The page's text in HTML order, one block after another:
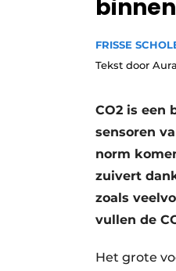
FRISSE
Tekst door
CO2 is een
sensoren
norm
zuivert
zoals
vullen de
Het grote